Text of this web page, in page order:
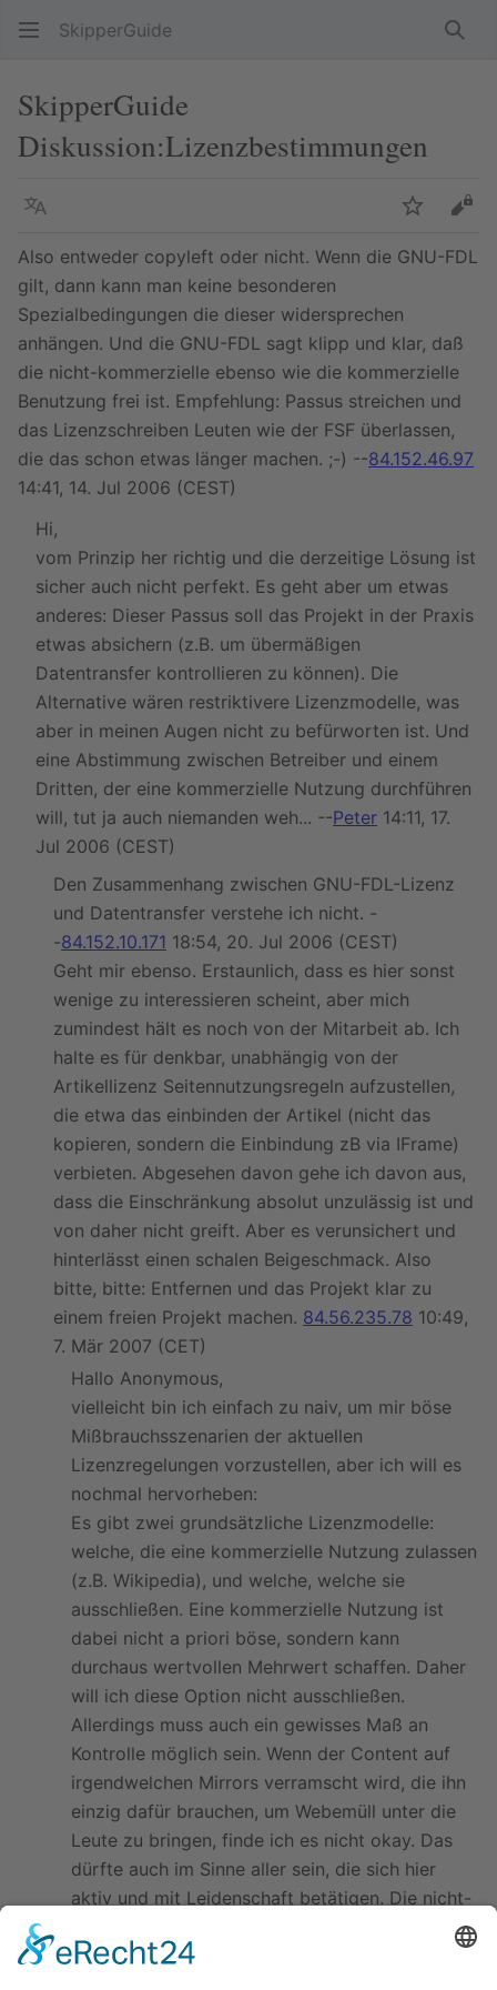
SkipperGuide
SkipperGuide
Diskussion:Lizenzbestimmungen
Sprache
Also entweder copyleft oder nicht. Wenn die GNU-FDL
gilt, dann kann man keine besonderen
Spezialbedingungen die dieser widersprechen
anhängen. Und die GNU-FDL sagt klipp und klar, daß
die nicht-kommerzielle ebenso wie die kommerzielle
Benutzung frei ist. Empfehlung: Passus streichen und
das Lizenzschreiben Leuten wie der FSF überlassen,
die das schon etwas länger machen. ;-) --84.152.46.97
14:41, 14. Jul 2006 (CEST)
Hi,
vom Prinzip her richtig und die derzeitige Lösung ist
sicher auch nicht perfekt. Es geht aber um etwas
anderes: Dieser Passus soll das Projekt in der Praxis
etwas absichern (z.B. um übermäßigen
Datentransfer kontrollieren zu können). Die
Alternative wären restriktivere Lizenzmodelle, was
aber in meinen Augen nicht zu befürworten ist. Und
eine Abstimmung zwischen Betreiber und einem
Dritten, der eine kommerzielle Nutzung durchführen
will, tut ja auch niemanden weh... --Peter 14:11, 17.
Jul 2006 (CEST)
Den Zusammenhang zwischen GNU-FDL-Lizenz
und Datentransfer verstehe ich nicht. -
-84.152.10.171 18:54, 20. Jul 2006 (CEST)
Geht mir ebenso. Erstaunlich, dass es hier sonst
wenige zu interessieren scheint, aber mich
zumindest hält es noch von der Mitarbeit ab. Ich
halte es für denkbar, unabhängig von der
Artikellizenz Seitennutzungsregeln aufzustellen,
die etwa das einbinden der Artikel (nicht das
kopieren, sondern die Einbindung zB via IFrame)
verbieten. Abgesehen davon gehe ich davon aus,
dass die Einschränkung absolut unzulässig ist und
von daher nicht greift. Aber es verunsichert und
hinterlässt einen schalen Beigeschmack. Also
bitte, bitte: Entfernen und das Projekt klar zu
einem freien Projekt machen. 84.56.235.78 10:49,
7. Mär 2007 (CET)
Hallo Anonymous,
vielleicht bin ich einfach zu naiv, um mir böse
Mißbrauchsszenarien der aktuellen
Lizenzregelungen vorzustellen, aber ich will es
nochmal hervorheben:
Es gibt zwei grundsätzliche Lizenzmodelle:
welche, die eine kommerzielle Nutzung zulassen
(z.B. Wikipedia), und welche, welche sie
ausschließen. Eine kommerzielle Nutzung ist
dabei nicht a priori böse, sondern kann
durchaus wertvollen Mehrwert schaffen. Daher
will ich diese Option nicht ausschließen.
Allerdings muss auch ein gewisses Maß an
Kontrolle möglich sein. Wenn der Content auf
irgendwelchen Mirrors verramscht wird, die ihn
einzig dafür brauchen, um Webemüll unter die
Leute zu bringen, finde ich es nicht okay. Das
dürfte auch im Sinne aller sein, die sich hier
aktiv und mit Leidenschaft betätigen. Die nicht-
kommerzielle Verwendung ist selbstverständlich
frei.